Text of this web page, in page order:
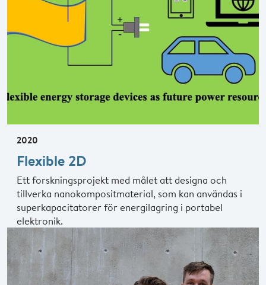
2020
Flexible 2D
Ett forskningsprojekt med målet att designa och
tillverka nanokompositmaterial, som kan användas i
superkapacitatorer för energilagring i portabel
elektronik.